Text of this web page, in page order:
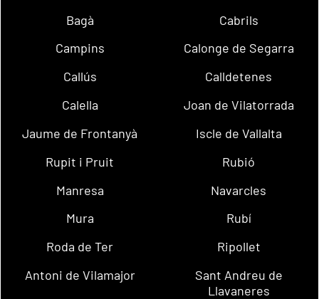
Bagà
Cabrils
Campins
Calonge de Segarra
Callús
Calldetenes
Calella
Joan de Vilatorrada
Jaume de Frontanyà
Iscle de Vallalta
Rupit i Pruit
Rubió
Manresa
Navarcles
Mura
Rubí
Roda de Ter
Ripollet
Antoni de Vilamajor
Sant Andreu de
Llavaneres